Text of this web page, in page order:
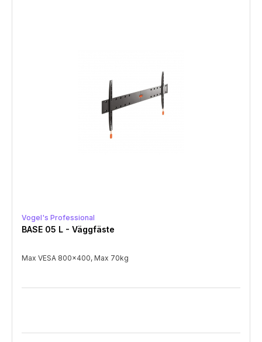
Vogel's Professional
BASE 05 L - Väggfäste
Max VESA 800x400, Max 70kg